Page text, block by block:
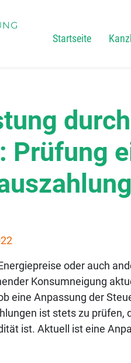
Main
Startseite
Prüfung
oder auch
Konsumneigung
eine Anpassung der
ist stets zu prüfen,
ist. Aktuell ist eine